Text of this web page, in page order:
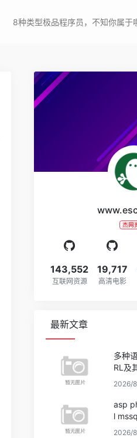
8种类型极品程序员，不知你属
杰网
143,552
互联网资源
19,717
高清电影
最新文章
多种
RL及
2026/
asp
l
2026/